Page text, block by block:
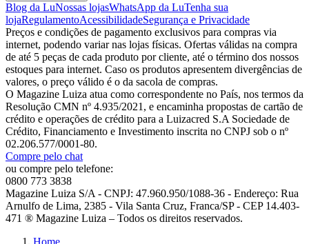
Blog da LuNossas lojasWhatsApp da LuTenha sua
lojaRegulamentoAcessibilidadeSegurança e Privacidade
Preços e condições de pagamento exclusivos para compras via
internet, podendo variar nas lojas físicas. Ofertas válidas na compra
de até 5 peças de cada produto por cliente, até o término dos nossos
estoques para internet. Caso os produtos apresentem divergências de
valores, o preço válido é o da sacola de compras.
O Magazine Luiza atua como correspondente no País, nos termos da
Resolução CMN nº 4.935/2021, e encaminha propostas de cartão de
crédito e operações de crédito para a Luizacred S.A Sociedade de
Crédito, Financiamento e Investimento inscrita no CNPJ sob o nº
02.206.577/0001-80.
Compre pelo chat
ou compre pelo telefone:
0800 773 3838
Magazine Luiza S/A - CNPJ: 47.960.950/1088-36 - Endereço: Rua
Arnulfo de Lima, 2385 - Vila Santa Cruz, Franca/SP - CEP 14.403-
471 ® Magazine Luiza – Todos os direitos reservados.
Home